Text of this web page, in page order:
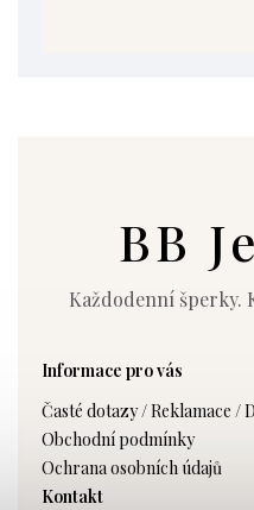
BB
Každodenní šperky.
Informace pro vás
Časté dotazy / Reklamace /
Obchodní podmínky
Ochrana osobních údajů
Kontakt